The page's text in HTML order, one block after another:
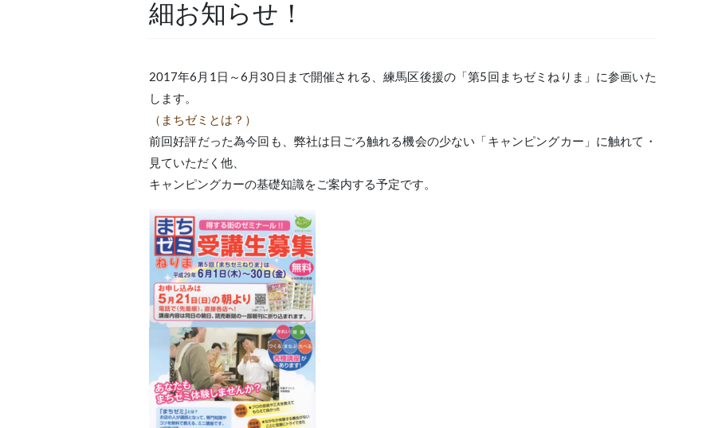
細お知らせ！
2017年6月1日～6月30日まで開催される、練馬区後援の「第5回まちゼミねりま」に参画いた
します。
（まちゼミとは？）
前回好評だった為今回も、弊社は日ごろ触れる機会の少ない「キャンピングカー」に触れて・
見ていただく他、
キャンピングカーの基礎知識をご案内する予定です。